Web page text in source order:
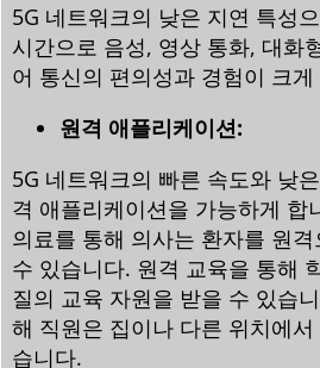
5G 네트워크의 낮은 지연 특성
시간으로 음성, 영상 통화, 대화
어 통신의 편의성과 경험이 크
원격 애플리케이션:
5G 네트워크의 빠른 속도와 낮
격 애플리케이션을 가능하게 합
의료를 통해 의사는 환자를 원
수 있습니다. 원격 교육을 통해
질의 교육 자원을 받을 수 있습
해 직원은 집이나 다른 위치에
습니다.